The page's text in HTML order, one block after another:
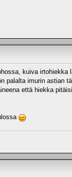
kuiva irtohiekka
palalta imurin astian
että hiekka